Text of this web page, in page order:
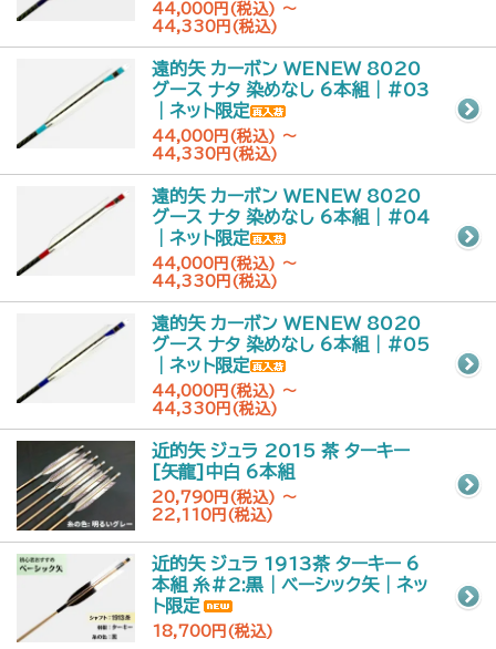
44,000円(税込) ～
44,330円(税込)
遠的矢 カーボン WENEW 8020
グース ナタ 染めなし 6本組｜#03
｜ネット限定
44,000円(税込) ～
44,330円(税込)
遠的矢 カーボン WENEW 8020
グース ナタ 染めなし 6本組｜#04
｜ネット限定
44,000円(税込) ～
44,330円(税込)
遠的矢 カーボン WENEW 8020
グース ナタ 染めなし 6本組｜#05
｜ネット限定
44,000円(税込) ～
44,330円(税込)
近的矢 ジュラ 2015 茶 ターキー
[矢龍]中白 6本組
20,790円(税込) ～
22,110円(税込)
近的矢 ジュラ 1913茶 ターキー 6
本組 糸#2:黒｜ベーシック矢｜ネッ
ト限定
18,700円(税込)